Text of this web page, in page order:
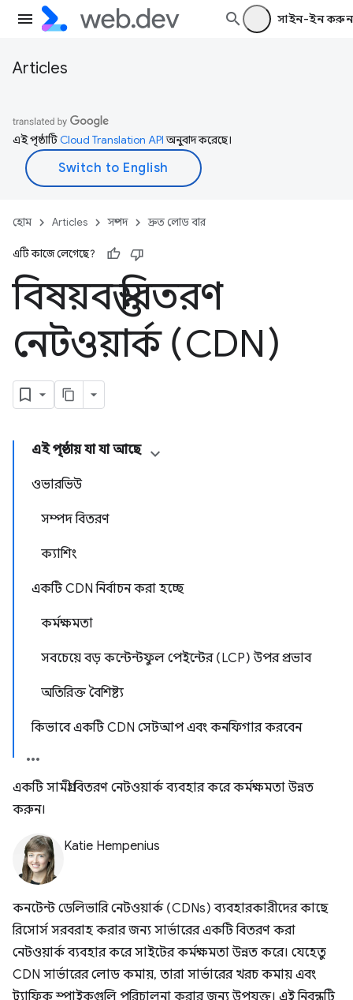
সাইন-ইন করুন
Articles
এই পৃষ্ঠাটিCloud Translation APIঅনুবাদ করেছে।
হোম Articles সম্পদ দ্রুত লোড বার
এটি কাজে লেগেছে?
বিষয়বস্তু বিতরণ
নেটওয়ার্ক (CDN)
এই পৃষ্ঠায় যা যা আছে
ওভারভিউ
সম্পদ বিতরণ
ক্যাশিং
একটি CDN নির্বাচন করা হচ্ছে
কর্মক্ষমতা
সবচেয়ে বড় কন্টেন্টফুল পেইন্টের (LCP) উপর প্রভাব
অতিরিক্ত বৈশিষ্ট্য
কিভাবে একটি CDN সেটআপ এবং কনফিগার করবেন
একটি সামগ্রী বিতরণ নেটওয়ার্ক ব্যবহার করে কর্মক্ষমতা উন্নত
করুন।
Katie Hempenius
কনটেন্ট ডেলিভারি নেটওয়ার্ক (CDNs) ব্যবহারকারীদের কাছে
রিসোর্স সরবরাহ করার জন্য সার্ভারের একটি বিতরণ করা
নেটওয়ার্ক ব্যবহার করে সাইটের কর্মক্ষমতা উন্নত করে। যেহেতু
CDN সার্ভারের লোড কমায়, তারা সার্ভারের খরচ কমায় এবং
ট্র্যাফিক স্পাইকগুলি পরিচালনা করার জন্য উপযুক্ত। এই নিবন্ধটি